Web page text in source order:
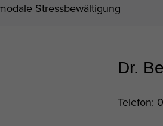
Stressbewältigung
Dr.
Telefon: